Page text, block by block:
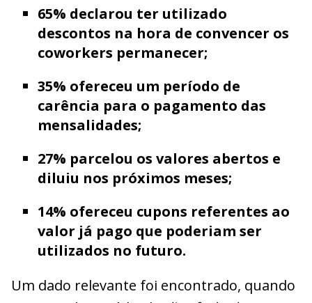
65% declarou ter utilizado
descontos na hora de convencer os
coworkers permanecer;
35% ofereceu um período de
carência para o pagamento das
mensalidades;
27% parcelou os valores abertos e
diluiu nos próximos meses;
14% ofereceu cupons referentes ao
valor já pago que poderiam ser
utilizados no futuro.
Um dado relevante foi encontrado, quando